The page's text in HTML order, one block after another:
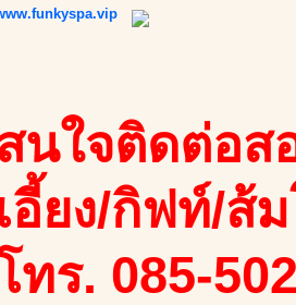
นใจติดต่อส
อี้ยง/กิฟท์/ส้
ทร. 085-